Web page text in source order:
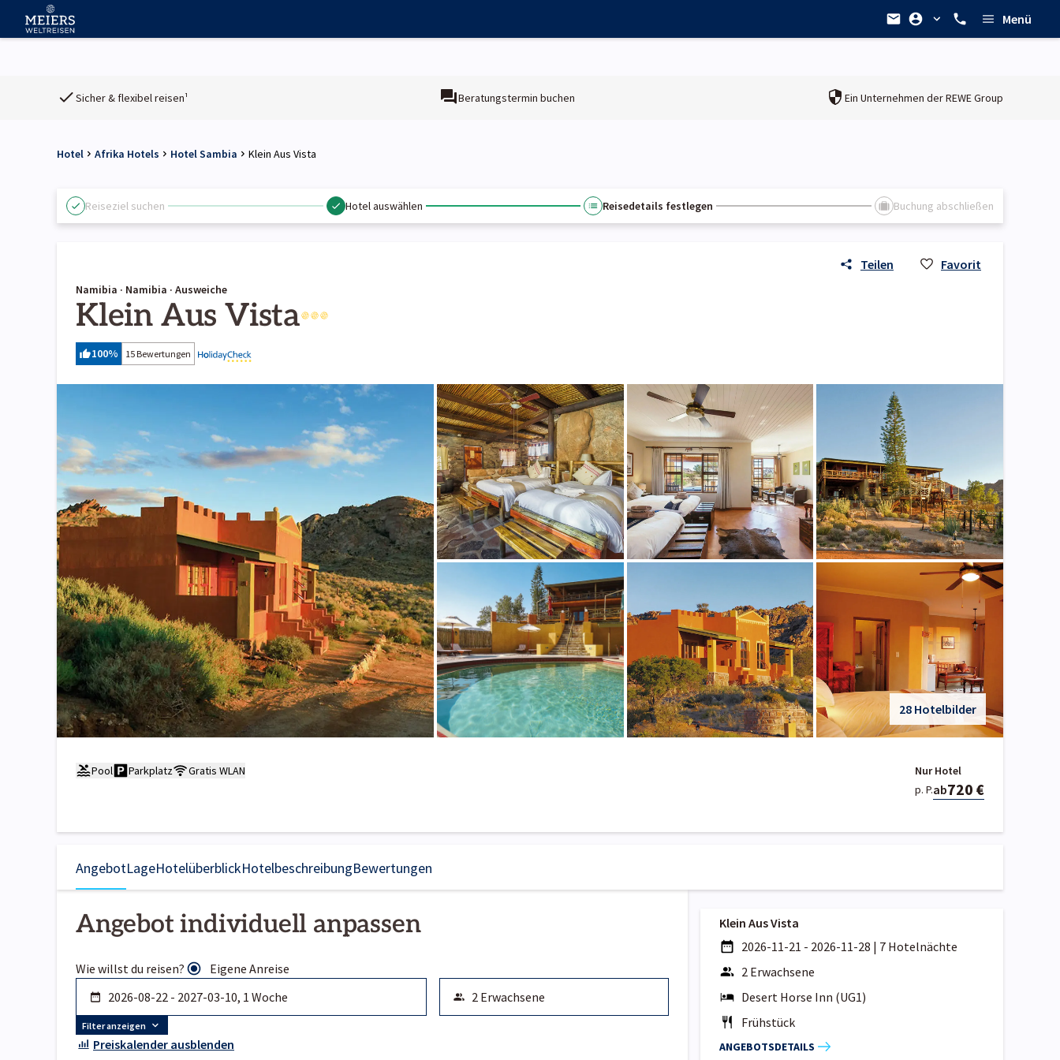
Menü
Sicher & flexibel reisen¹ Beratungstermin buchen Ein Unternehmen derREWE Group
Hotel Afrika Hotels Hotel Sambia Klein Aus Vista
Reiseziel suchen Hotel auswählen Reisedetails festlegen Buchung abschließen
Teilen Favorit
Namibia · Namibia · Ausweiche
Klein Aus Vista
100% 15 Bewertungen
28 Hotelbilder
Pool Parkplatz Gratis WLAN
Nur Hotel
p. P.ab720 €
AngebotLageHotelüberblickHotelbeschreibungBewertungen
Angebot individuell anpassen
Wie willst du reisen? Eigene Anreise
Filter anzeigen
Preiskalender ausblenden
Klein Aus Vista
2026-11-21 - 2026-11-28 | 7 Hotelnächte
2 Erwachsene
Desert Horse Inn (UG1)
Frühstück
ANGEBOTSDETAILS